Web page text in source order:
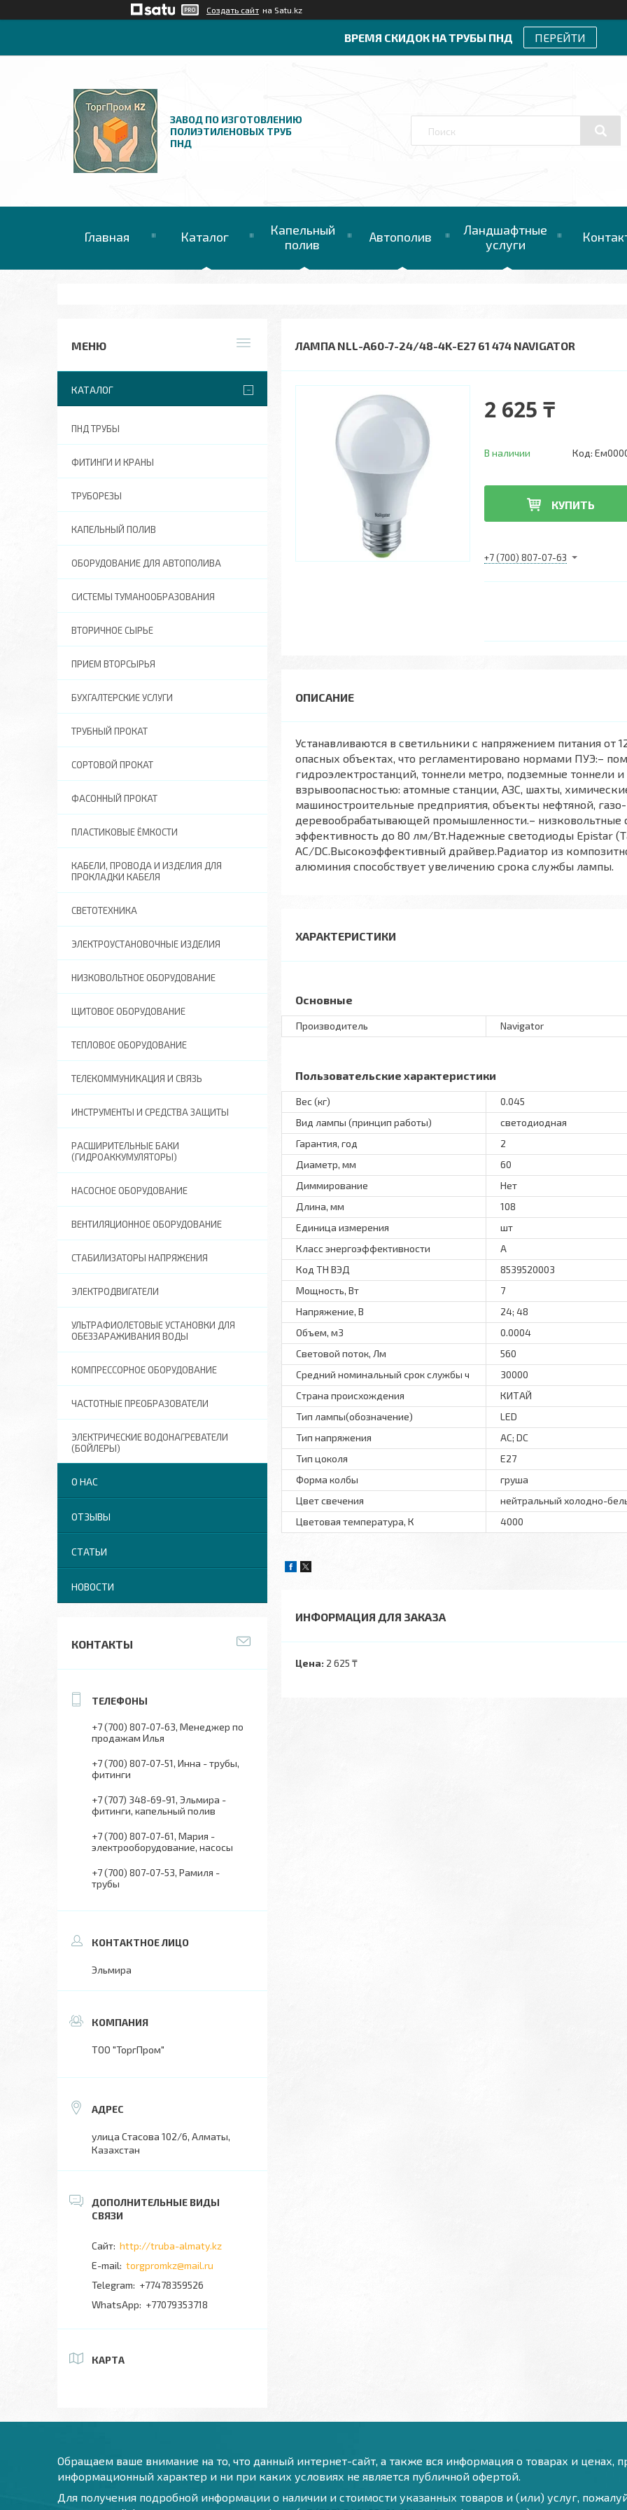
Создать сайт на Satu.kz
ВРЕМЯ СКИДОК НА ТРУБЫ ПНД ПЕРЕЙТИ
ЗАВОД ПО ИЗГОТОВЛЕНИЮ
ПОЛИЭТИЛЕНОВЫХ ТРУБ
ПНД
Главная Каталог
Капельный
полив
Автополив
Ландшафтные
услуги
ЛАМПА NLL-A60-7-24/48-4K-E27 61 474 NAVIGATOR
2 625 ₸
В наличии Код:
КУПИТЬ
+7 (700) 807-07-63
Устанавливаются в светильники с напряжением питания от
опасных объектах, что регламентировано нормами ПУЭ:–
гидроэлектростанций, тоннели метро, подземные тоннели
взрывоопасностью: атомные станции, АЗС, шахты,
машиностроительные предприятия, объекты нефтяной,
деревообрабатывающей промышленности.– низковольтные
эффективность до 80 лм/Вт.Надежные светодиоды Epistar
AC/DC.Высокоэффективный драйвер.Радиатор из
алюминия способствует увеличению срока службы лампы.
ХАРАКТЕРИСТИКИ
Основные
Производитель Navigator
Пользовательские характеристики
Вес (кг)
0.045
Вид лампы (принцип работы)
светодиодная
Гарантия, год
2
Диаметр, мм
60
Диммирование
Нет
Длина, мм
108
Единица измерения
шт
Класс энергоэффективности
A
Код ТН ВЭД
8539520003
Мощность, Вт
7
Напряжение, В
24; 48
Объем, м3
0.0004
Световой поток, Лм
560
Средний номинальный срок службы ч
30000
Страна происхождения
КИТАЙ
Тип лампы(обозначение)
LED
Тип напряжения
АС; DC
Тип цоколя
E27
Форма колбы
груша
Цвет свечения
нейтральный холодно-
Цветовая температура, К
4000
ИНФОРМАЦИЯ ДЛЯ ЗАКАЗА
Цена: 2 625 ₸
КАТАЛОГ
ПНД ТРУБЫ
ФИТИНГИ И КРАНЫ
ТРУБОРЕЗЫ
КАПЕЛЬНЫЙ ПОЛИВ
ОБОРУДОВАНИЕ ДЛЯ АВТОПОЛИВА
СИСТЕМЫ ТУМАНООБРАЗОВАНИЯ
ВТОРИЧНОЕ СЫРЬЕ
ПРИЕМ ВТОРСЫРЬЯ
БУХГАЛТЕРСКИЕ УСЛУГИ
ТРУБНЫЙ ПРОКАТ
СОРТОВОЙ ПРОКАТ
ФАСОННЫЙ ПРОКАТ
ПЛАСТИКОВЫЕ ЁМКОСТИ
КАБЕЛИ, ПРОВОДА И ИЗДЕЛИЯ ДЛЯ
ПРОКЛАДКИ КАБЕЛЯ
СВЕТОТЕХНИКА
ЭЛЕКТРОУСТАНОВОЧНЫЕ ИЗДЕЛИЯ
НИЗКОВОЛЬТНОЕ ОБОРУДОВАНИЕ
ЩИТОВОЕ ОБОРУДОВАНИЕ
ТЕПЛОВОЕ ОБОРУДОВАНИЕ
ТЕЛЕКОММУНИКАЦИЯ И СВЯЗЬ
ИНСТРУМЕНТЫ И СРЕДСТВА ЗАЩИТЫ
РАСШИРИТЕЛЬНЫЕ БАКИ
(ГИДРОАККУМУЛЯТОРЫ)
НАСОСНОЕ ОБОРУДОВАНИЕ
ВЕНТИЛЯЦИОННОЕ ОБОРУДОВАНИЕ
СТАБИЛИЗАТОРЫ НАПРЯЖЕНИЯ
ЭЛЕКТРОДВИГАТЕЛИ
УЛЬТРАФИОЛЕТОВЫЕ УСТАНОВКИ ДЛЯ
ОБЕЗЗАРАЖИВАНИЯ ВОДЫ
КОМПРЕССОРНОЕ ОБОРУДОВАНИЕ
ЧАСТОТНЫЕ ПРЕОБРАЗОВАТЕЛИ
ЭЛЕКТРИЧЕСКИЕ ВОДОНАГРЕВАТЕЛИ
(БОЙЛЕРЫ)
О НАС
ОТЗЫВЫ
СТАТЬИ
НОВОСТИ
КОНТАКТЫ
+7 (700) 807-07-63 Менеджер по
продажам Илья
+7 (700) 807-07-51 Инна - трубы,
фитинги
+7 (707) 348-69-91 Эльмира -
фитинги, капельный полив
+7 (700) 807-07-61 Мария -
электрооборудование, насосы
+7 (700) 807-07-53 Рамиля -
трубы
Эльмира
ТОО "ТоргПром"
улица Стасова 102/6, Алматы,
Казахстан
http://truba-almaty.kz
torgpromkz@mail.ru
+77478359526
+77079353718
КАРТА
Обращаем ваше внимание на то, что данный интернет-сайт, а также вся информация о товарах и ценах,
информационный характер и ни при каких условиях не является публичной офертой.
Для получения подробной информации о наличии и стоимости указанных товаров и (или) услуг,